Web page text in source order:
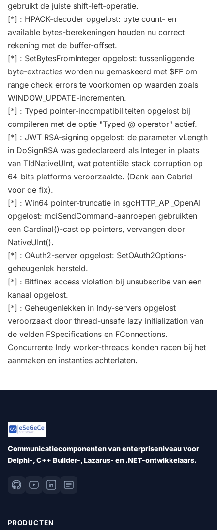
gebruikt de juiste shift-left-operatie.
[*] : HPACK-decoder opgelost: byte count- en
available bytes-berekeningen houden nu correct
rekening met de buffer-offset.
[*] : SetBytesFromInteger opgelost: tussenliggende
byte-extracties worden nu gemaskeerd met $FF om
range check errors te voorkomen op waarden zoals
WINDOW_UPDATE-incrementen.
[*] : Typed pointer-incompatibiliteiten opgelost bij
compileren met de optie "Typed @ operator" actief.
[*] : JWT RSA-signing opgelost: de parameter vLength
in DoSignRSA was gedeclareerd als Integer in plaats
van TIdNativeUInt, wat potentiële stack corruption op
64-bits platforms veroorzaakte. (Dank aan Gabriel
voor de fix).
[*] : Win64 pointer-truncatie in sgcHTTP_API_OpenAI
opgelost: mciSendCommand-aanroepen gebruikten
een Cardinal()-cast op pointers, vervangen door
NativeUInt().
[*] : OAuth2-server opgelost: SetOAuth2Options-
geheugenlek hersteld.
[*] : Bitfinex access violation bij unsubscribe van een
kanaal opgelost.
[*] : Geheugenlekken in Indy-servers opgelost
veroorzaakt door thread-unsafe lazy initialization van
de velden FSpecifications en FConnections.
Concurrente Indy worker-threads konden racen bij het
aanmaken en instanties achterlaten.
Communicatiecomponenten van enterpriseniveau voor
Delphi-, C++ Builder-, Lazarus- en .NET-ontwikkelaars.
PRODUCTEN